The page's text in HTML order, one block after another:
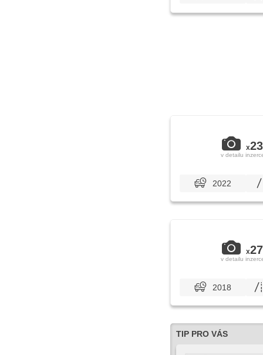
x23
v detailu
2022
x27
v detailu
2018
TIP PRO VÁS